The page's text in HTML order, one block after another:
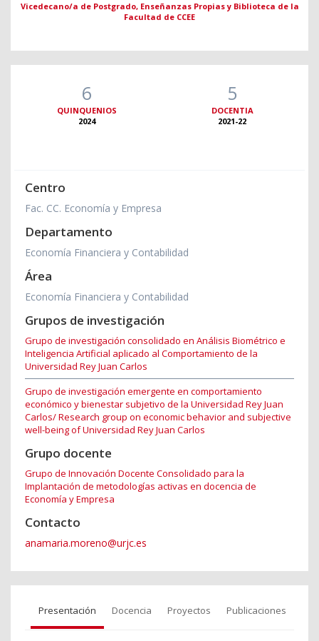
Vicedecano/a de Postgrado, Enseñanzas Propias y Biblioteca de la
Facultad de CCEE
6
QUINQUENIOS
2024
5
DOCENTIA
2021-22
Centro
Fac. CC. Economía y Empresa
Departamento
Economía Financiera y Contabilidad
Área
Economía Financiera y Contabilidad
Grupos de investigación
Grupo de investigación consolidado en Análisis Biométrico e
Inteligencia Artificial aplicado al Comportamiento de la
Universidad Rey Juan Carlos
Grupo de investigación emergente en comportamiento
económico y bienestar subjetivo de la Universidad Rey Juan
Carlos/ Research group on economic behavior and subjective
well-being of Universidad Rey Juan Carlos
Grupo docente
Grupo de Innovación Docente Consolidado para la
Implantación de metodologías activas en docencia de
Economía y Empresa
Contacto
anamaria.moreno@urjc.es
Presentación Docencia Proyectos Publicaciones